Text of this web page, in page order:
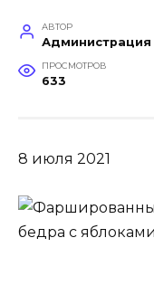
АВТОР
Администрация
ПРОСМОТРОВ
633
8 июля 2021